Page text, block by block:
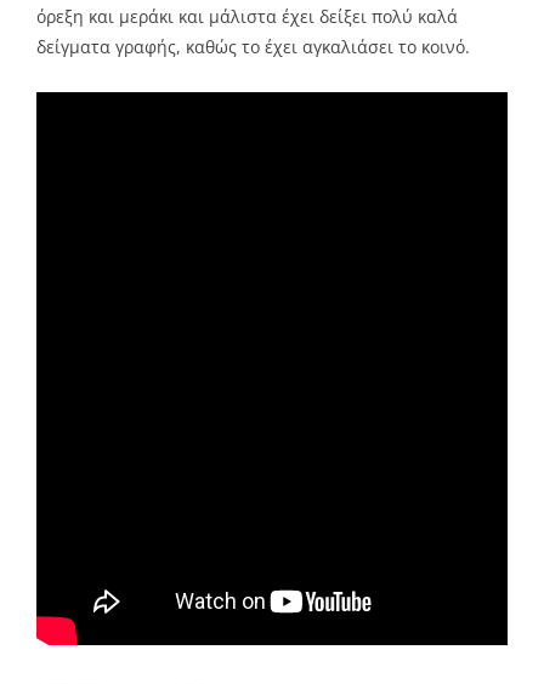
όρεξη και μεράκι και μάλιστα έχει δείξει πολύ καλά
δείγματα γραφής, καθώς το έχει αγκαλιάσει το κοινό.